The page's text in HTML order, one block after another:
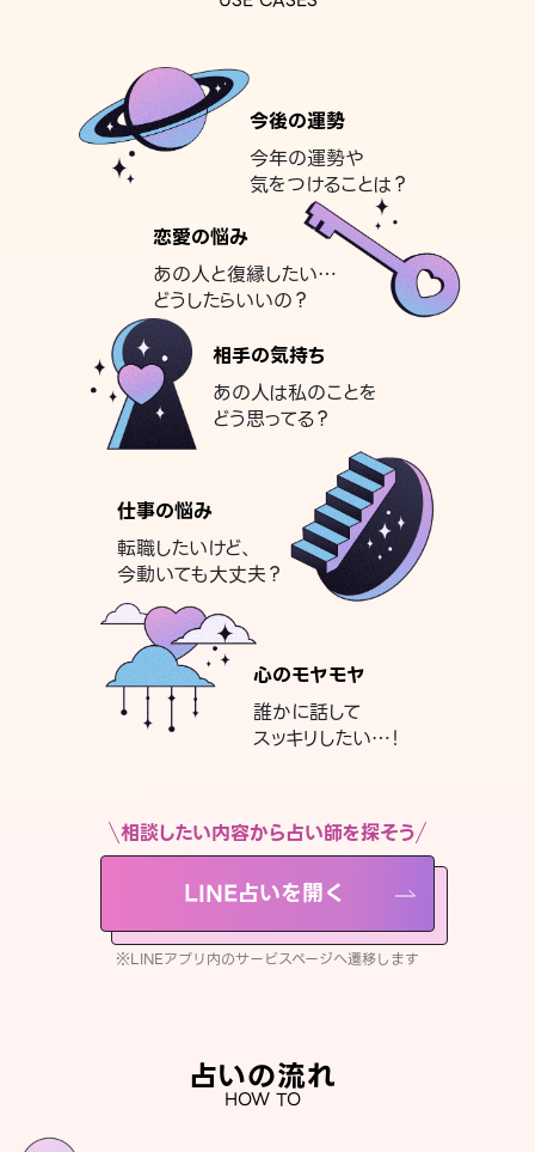
今後の運勢
今年の運勢や
気をつけることは？
恋愛の悩み
あの人と復縁したい…
どうしたらいいの？
相手の気持ち
あの人は私のことを
どう思ってる？
仕事の悩み
転職したいけど、
今動いても大丈夫？
心のモヤモヤ
誰かに話して
スッキリしたい…！
相談したい内容から占い師を探そう
LINE占いを開く
※LINEアプリ内のサービスページへ遷移します
占いの流れ
HOW TO